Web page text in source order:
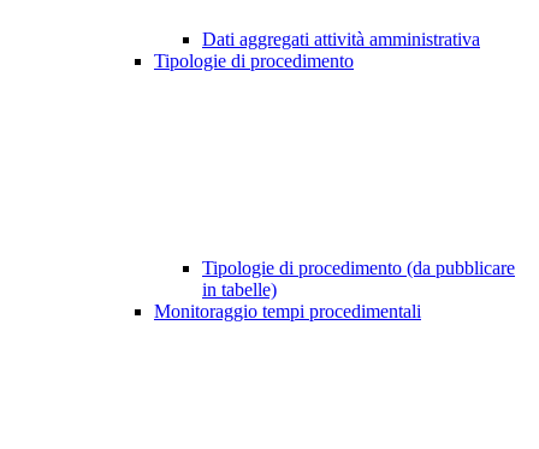
Dati aggregati attività amministrativa
Tipologie di procedimento
Tipologie di procedimento (da pubblicare
in tabelle)
Monitoraggio tempi procedimentali